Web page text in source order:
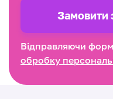
Замовити
Відправляючи
обробку